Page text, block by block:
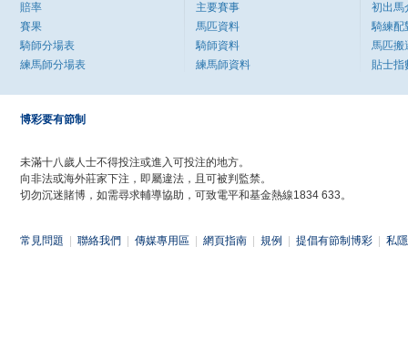
賠率
賽果
騎師分場表
練馬師分場表
主要賽事
馬匹資料
騎師資料
練馬師資料
初出馬
騎練配
馬匹搬
貼士指
博彩要有節制
未滿十八歲人士不得投注或進入可投注的地方。
向非法或海外莊家下注，即屬違法，且可被判監禁。
切勿沉迷賭博，如需尋求輔導協助，可致電平和基金熱線1834 633。
常見問題 聯絡我們 傳媒專用區 網頁指南 規例 提倡有節制博彩 私